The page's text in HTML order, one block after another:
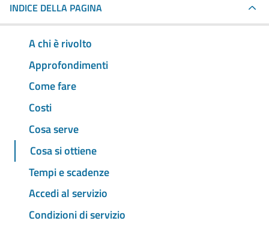
INDICE DELLA PAGINA
A chi è rivolto
Approfondimenti
Come fare
Costi
Cosa serve
Cosa si ottiene
Tempi e scadenze
Accedi al servizio
Condizioni di servizio